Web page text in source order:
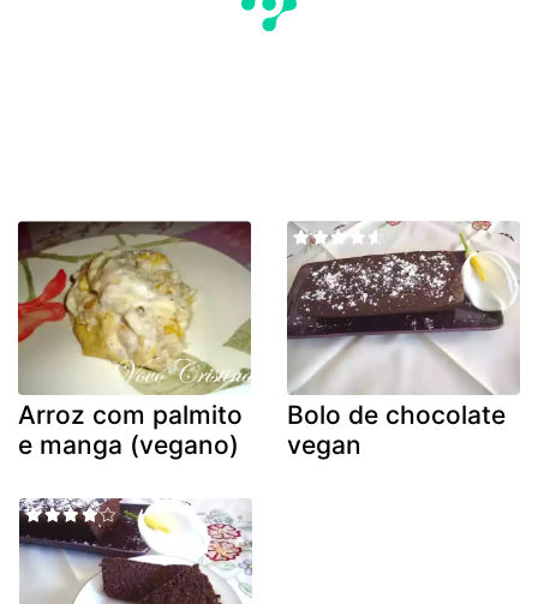
Arroz com palmito
e manga (vegano)
Bolo de chocolate
vegan